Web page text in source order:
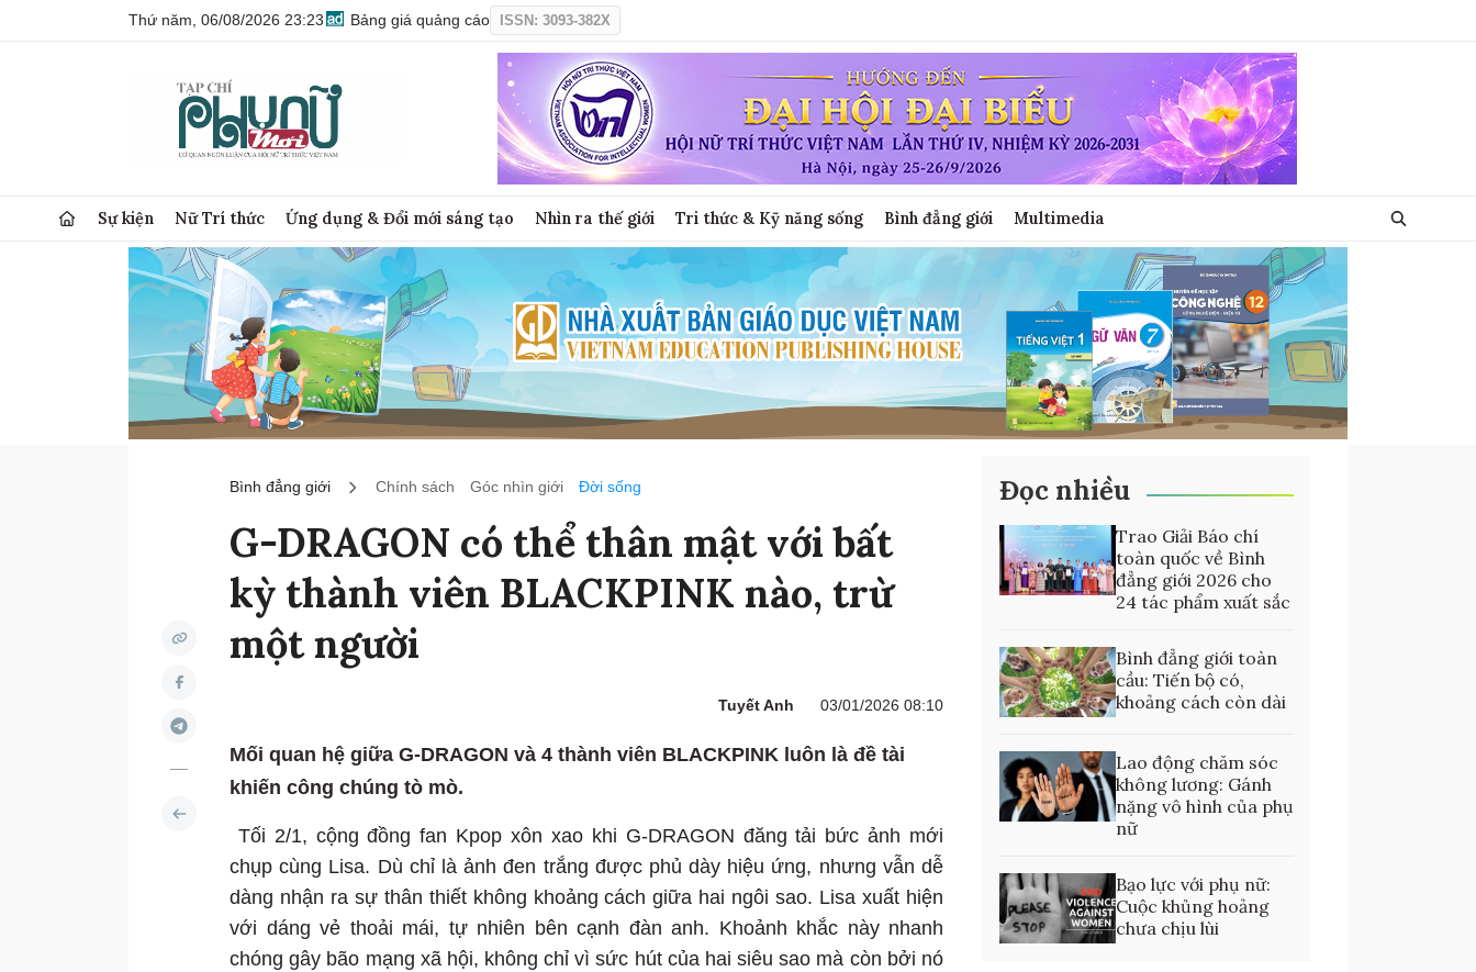
Thứ năm, 06/08/2026 23:23 Bảng giá quảng cáo ISSN: 3093-382X
Sự kiện Nữ Trí thức Ứng dụng & Đổi mới sáng tạo Nhìn ra thế giới Tri thức & Kỹ năng sống Bình đẳng giới Multimedia
Bình đẳng giới Chính sách Góc nhìn giới Đời sống
G-DRAGON có thể thân mật với bất
kỳ thành viên BLACKPINK nào, trừ
một người
Tuyết Anh 03/01/2026 08:10
Mối quan hệ giữa G-DRAGON và 4 thành viên BLACKPINK luôn là đề tài
khiến công chúng tò mò.
Tối 2/1, cộng đồng fan Kpop xôn xao khi G-DRAGON đăng tải bức ảnh mới
chụp cùng Lisa. Dù chỉ là ảnh đen trắng được phủ dày hiệu ứng, nhưng vẫn dễ
dàng nhận ra sự thân thiết không khoảng cách giữa hai ngôi sao. Lisa xuất hiện
với dáng vẻ thoải mái, tự nhiên bên cạnh đàn anh. Khoảnh khắc này nhanh
chóng gây bão mạng xã hội, không chỉ vì sức hút của hai siêu sao mà còn bởi nó
Đọc nhiều
Trao Giải Báo chí
toàn quốc về Bình
đẳng giới 2026 cho
24 tác phẩm xuất sắc
Bình đẳng giới toàn
cầu: Tiến bộ có,
khoảng cách còn dài
Lao động chăm sóc
không lương: Gánh
nặng vô hình của phụ
nữ
Bạo lực với phụ nữ:
Cuộc khủng hoảng
chưa chịu lùi